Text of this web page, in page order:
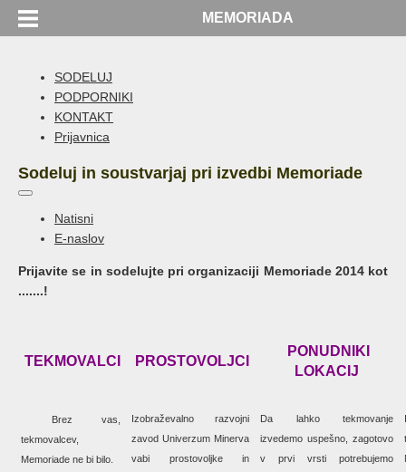
MEMORIADA
SODELUJ
PODPORNIKI
KONTAKT
Prijavnica
Sodeluj in soustvarjaj pri izvedbi Memoriade
Natisni
E-naslov
Prijavite se in sodelujte pri organizaciji Memoriade 2014 kot
.......!
TEKMOVALCI PROSTOVOLJCI
PONUDNIKI
LOKACIJ
Brez vas,
tekmovalcev,
Memoriade ne bi bilo.
Izobraževalno razvojni
zavod Univerzum Minerva
vabi prostovoljke in
Da lahko tekmovanje
izvedemo uspešno, zagotovo
v prvi vrsti potrebujemo